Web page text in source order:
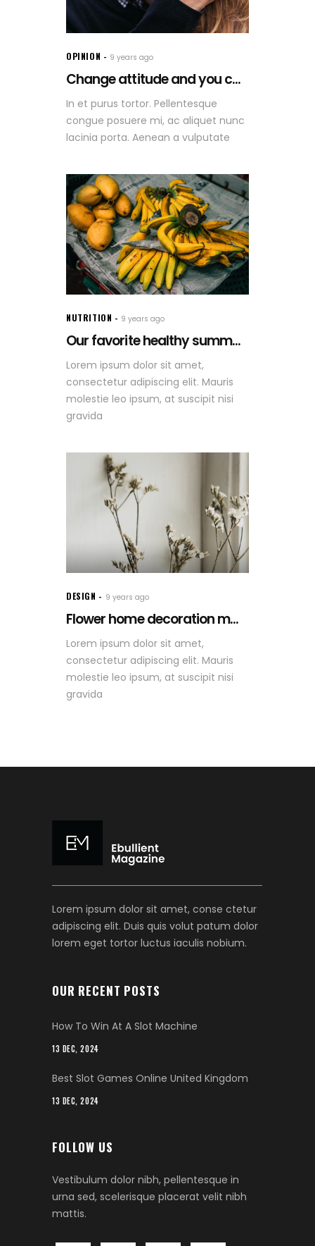
OPINION 9 years ago
Change attitude and you c...
In et purus tortor. Pellentesque
congue posuere mi, ac aliquet nunc
lacinia porta. Aenean a vulputate
NUTRITION 9 years ago
Our favorite healthy summ...
Lorem ipsum dolor sit amet,
consectetur adipiscing elit. Mauris
molestie leo ipsum, at suscipit nisi
gravida
DESIGN 9 years ago
Flower home decoration m...
Lorem ipsum dolor sit amet,
consectetur adipiscing elit. Mauris
molestie leo ipsum, at suscipit nisi
gravida
Lorem ipsum dolor sit amet, conse ctetur
adipiscing elit. Duis quis volut patum dolor
lorem eget tortor luctus iaculis nobium.
OUR RECENT POSTS
How To Win At A Slot Machine
13 DEC, 2024
Best Slot Games Online United Kingdom
13 DEC, 2024
FOLLOW US
Vestibulum dolor nibh, pellentesque in
urna sed, scelerisque placerat velit nibh
mattis.